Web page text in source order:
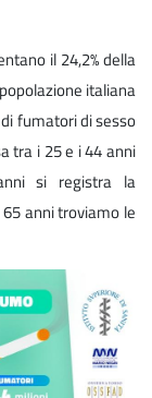
il 24,2% della
italiana
fumatori di sesso
tra i 25 e i 44 anni
si registra la
anni troviamo le